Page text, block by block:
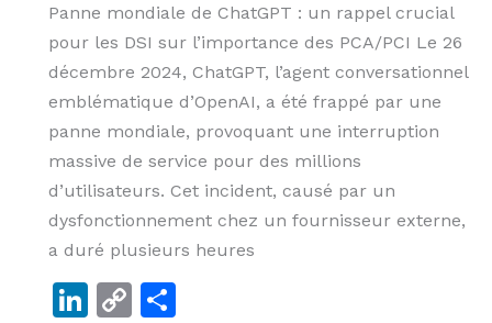
Panne mondiale de ChatGPT : un rappel crucial
pour les DSI sur l’importance des PCA/PCI Le 26
décembre 2024, ChatGPT, l’agent conversationnel
emblématique d’OpenAI, a été frappé par une
panne mondiale, provoquant une interruption
massive de service pour des millions
d’utilisateurs. Cet incident, causé par un
dysfonctionnement chez un fournisseur externe,
a duré plusieurs heures
Li C